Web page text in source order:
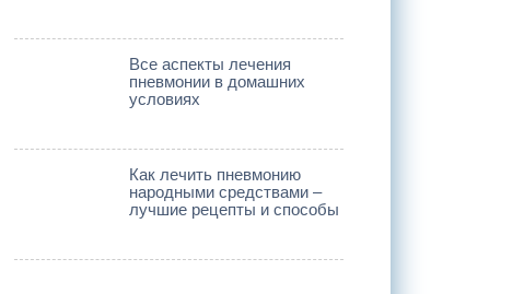
Все аспекты лечения
пневмонии в домашних
условиях
Как лечить пневмонию
народными средствами –
лучшие рецепты и способы